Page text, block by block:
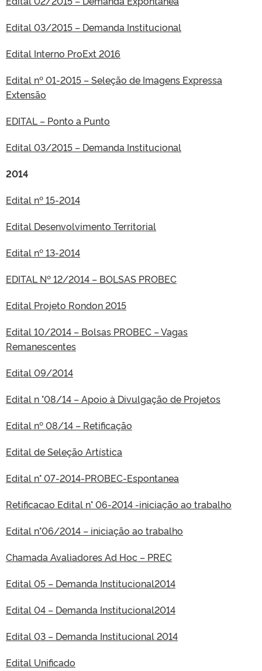
Edital 03/2015 – Demanda Institucional
Edital Interno ProExt 2016
Edital nº 01-2015 – Seleção de Imagens Expressa
Extensão
EDITAL – Ponto a Punto
Edital 03/2015 – Demanda Institucional
2014
Edital nº 15-2014
Edital Desenvolvimento Territorial
Edital nº 13-2014
EDITAL Nº 12/2014 – BOLSAS PROBEC
Edital Projeto Rondon 2015
Edital 10/2014 – Bolsas PROBEC – Vagas
Remanescentes
Edital 09/2014
Edital n °08/14 – Apoio à Divulgação de Projetos
Edital nº 08/14 – Retificação
Edital de Seleção Artística
Edital n° 07-2014-PROBEC-Espontanea
Retificacao Edital n° 06-2014 -iniciação ao trabalho
Edital n°06/2014 – iniciação ao trabalho
Chamada Avaliadores Ad Hoc – PREC
Edital 05 – Demanda Institucional2014
Edital 04 – Demanda Institucional2014
Edital 03 – Demanda Institucional 2014
Edital Unificado